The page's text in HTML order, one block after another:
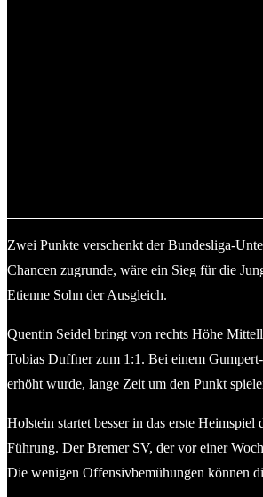
Zwei Punkte verschenkt der Bundesliga-
Chancen zugrunde, wäre ein Sieg für die
Etienne Sohn der Ausgleich.
Quentin Seidel bringt von rechts Höhe
Tobias Duffner zum 1:1. Bei einem
erhöht wurde, lange Zeit um den Punkt
Holstein startet besser in das erste
Führung. Der Bremer SV, der vor einer
Die wenigen Offensivbemühungen können